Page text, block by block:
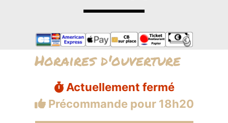
Horaires d'ouverture
Actuellement fermé
Précommande pour 18h20